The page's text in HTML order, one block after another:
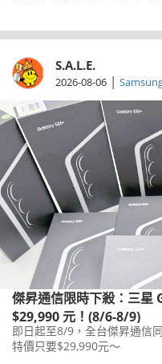
S.A.L.E.
2026-08-06 |
傑昇通信限時下殺：三星
$29,990 元！(8/6-8/9)
即日起至8/9，全台傑昇通信
特價只要$29,990元～